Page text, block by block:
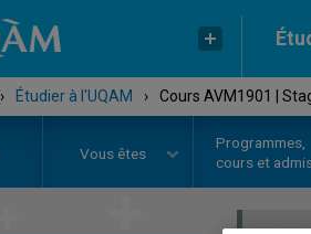
› Étudier à l'UQAM › Cours AVM1901 |
Vous êtes
Programmes,
cours et